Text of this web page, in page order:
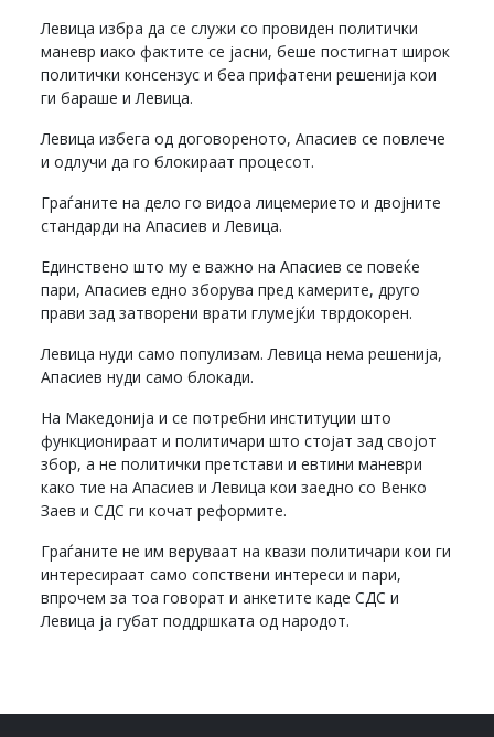
Левица избра да се служи со провиден политички
маневр иако фактите се јасни, беше постигнат широк
политички консензус и беа прифатени решенија кои
ги бараше и Левица.
Левица избега од договореното, Апасиев се повлече
и одлучи да го блокираат процесот.
Граѓаните на дело го видоа лицемерието и двојните
стандарди на Апасиев и Левица.
Единствено што му е важно на Апасиев се повеќе
пари, Апасиев едно зборува пред камерите, друго
прави зад затворени врати глумејќи тврдокорен.
Левица нуди само популизам. Левица нема решенија,
Апасиев нуди само блокади.
На Македонија и се потребни институции што
функционираат и политичари што стојат зад својот
збор, а не политички претстави и евтини маневри
како тие на Апасиев и Левица кои заедно со Венко
Заев и СДС ги кочат реформите.
Граѓаните не им веруваат на квази политичари кои ги
интересираат само сопствени интереси и пари,
впрочем за тоа говорат и анкетите каде СДС и
Левица ја губат поддршката од народот.